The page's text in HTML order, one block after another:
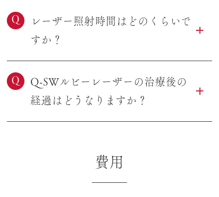
Q
レーザー照射時間はどのくらいで
すか？
Q
Q-SWルビーレーザーの治療後の
経過はどうなりますか？
費用